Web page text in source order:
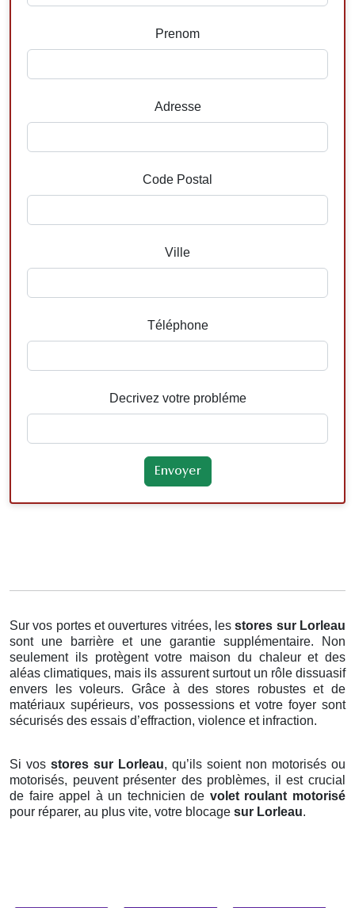
Prenom
Adresse
Code Postal
Ville
Téléphone
Decrivez votre probléme
Sur vos portes et ouvertures vitrées, lesstores sur Lorleau
sont une barrière et une garantie supplémentaire. Non
seulement ils protègent votre maison du chaleur et des
aléas climatiques, mais ils assurent surtout un rôle dissuasif
envers les voleurs. Grâce à des stores robustes et de
matériaux supérieurs, vos possessions et votre foyer sont
sécurisés des essais d’effraction, violence et infraction.
Si vos stores sur Lorleau, qu’ils soient non motorisés ou
motorisés, peuvent présenter des problèmes, il est crucial
de faire appel à un technicien de volet roulant motorisé
pour réparer, au plus vite, votre blocage sur Lorleau.